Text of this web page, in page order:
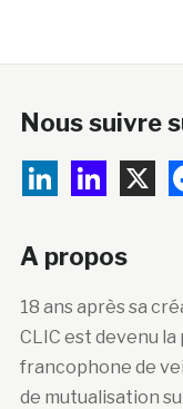
Nous suivre
A propos
18 ans après sa
CLIC est devenu
francophone de
de mutualisation